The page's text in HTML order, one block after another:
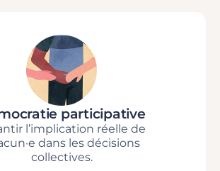
participative
l’implication réelle de
dans les décisions
collectives.